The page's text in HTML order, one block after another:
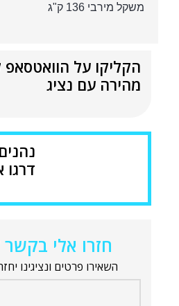
משקל מירבי 136 ק"ג
הקליקו על הוואטסאפ
מהירה עם נציג
דרגו
חזרו אלי בקשר
השאירו פרטים ונציגינו